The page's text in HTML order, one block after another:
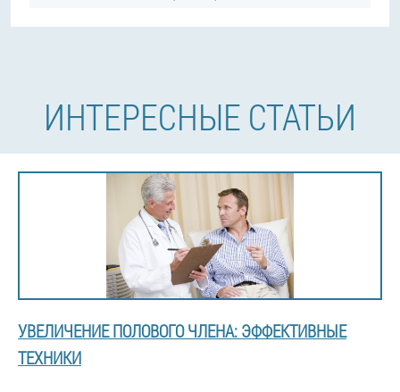
ИНТЕРЕСНЫЕ СТАТЬИ
УВЕЛИЧЕНИЕ ПОЛОВОГО ЧЛЕНА: ЭФФЕКТИВНЫЕ
ТЕХНИКИ